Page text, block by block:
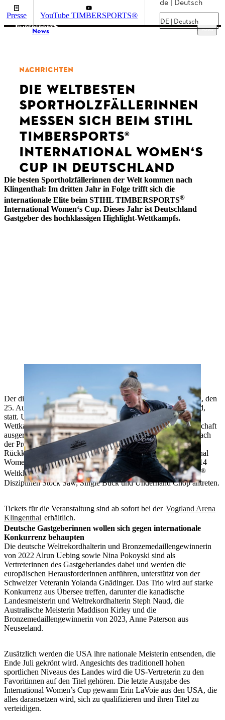
Presse YouTube TIMBERSPORTS®
de | Deutsch
DE | Deutsch
Menu
News
NACHRICHTEN
DIE WELTBESTEN
SPORTHOLZFÄLLERINNEN
MESSEN SICH BEIM STIHL
TIMBERSPORTS®
INTERNATIONAL WOMEN‘S
CUP IN DEUTSCHLAND
Die besten Sportholzfällerinnen der Welt kommen nach
Klingenthal: Im dritten Jahr in Folge trifft sich die
internationale Elite beim STIHL TIMBERSPORTS®
International Women‘s Cup. Dieses Jahr ist Deutschland
Gastgeber des hochklassigen Highlight-Wettkampfs.
Alrun Uebing - die amtierende Deutsche Meisterin der Frauen an der
Der diesjährige International Women‘s Cup findet am Sonntag, den
25. August, in der Vogtland Arena in Klingenthal, Deutschland,
statt. Unterhalb des bekannten Skisprungstadions wird der
Wettkampf am selben Wochenende wie die Deutsche Meisterschaft
ausgerichtet, die am Tag zuvor an gleicher Stelle stattfindet. Nach
der Premiere im Jahr 2022 in Wien und einer erfolgreichen
Rückkehr im Jahr 2023 in Rotterdam verspricht der International
Women‘s Cup auch 2024 Extremsport auf höchstem Niveau. 14
Weltklasse-Athletinnen werden in den drei TIMBERSPORTS®
Disziplinen Stock Saw, Single Buck und Underhand Chop antreten.
Tickets für die Veranstaltung sind ab sofort bei der Vogtland Arena
Klingenthal erhältlich.
Deutsche Gastgeberinnen wollen sich gegen internationale
Konkurrenz behaupten
Die deutsche Weltrekordhalterin und Bronzemedaillengewinnerin
von 2022 Alrun Uebing sowie Nina Pokoyski sind als
Vertreterinnen des Gastgeberlandes dabei und werden die
europäischen Herausforderinnen anführen, unterstützt von der
Schweizer Veteranin Yolanda Gnädinger. Das Trio wird auf starke
Konkurrenz aus Übersee treffen, darunter die kanadische
Landesmeisterin und Weltrekordhalterin Steph Naud, die
Australische Meisterin Maddison Kirley und die
Bronzemedaillengewinnerin von 2023, Anne Paterson aus
Neuseeland.
Zusätzlich werden die USA ihre nationale Meisterin entsenden, die
Ende Juli gekrönt wird. Angesichts des traditionell hohen
sportlichen Niveaus des Landes wird die US-Vertreterin zu den
Favoritinnen auf den Titel gehören. Die letzte Ausgabe des
International Women’s Cup gewann Erin LaVoie aus den USA, die
alles daransetzen wird, sich zu qualifizieren und ihren Titel zu
verteidigen.